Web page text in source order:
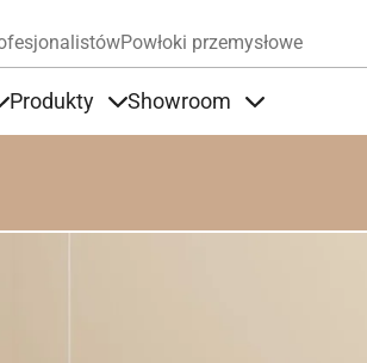
Powłoki przemysłowe
Produkty Showroom